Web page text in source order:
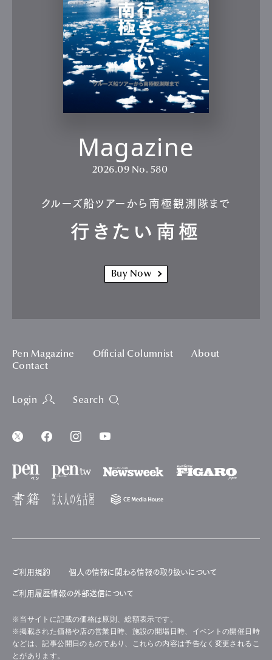
Magazine
2026.09 No. 580
クルーズ船ツアーから南極観測隊まで
行きたい南極
Buy Now
Pen Magazine Official Columnist
About
Contact
Login Search
ご利用規約 個人の情報に関わる情報の取り扱いについて
ご利用履歴情報の外部送信について
※当サイトに記載の価格は原則、総額表示です。
※掲載された価格や店の営業日時、施設の開場日時、イベントの開催日時
などは、記事公開日のものであり、これらの内容は予告なく変更されるこ
とがあります。